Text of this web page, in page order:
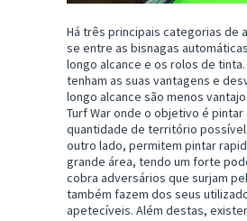
Há três principais categorias de
se entre as bisnagas
longo alcance e os rolos de
tenham as suas vantagens e
longo alcance são menos
Turf War onde o objetivo é pintar
quantidade de território
outro lado, permitem pintar
grande área, tendo um forte
cobra adversários que surjam
também fazem dos seus
apetecíveis. Além destas,